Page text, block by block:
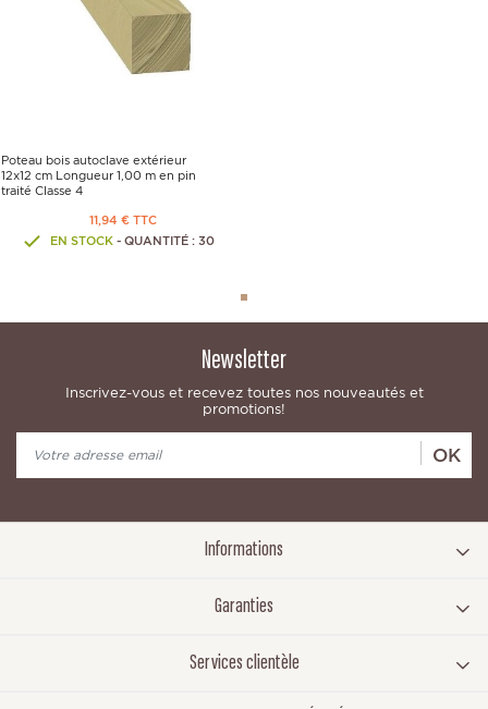
Poteau bois autoclave extérieur
12x12 cm Longueur 1,00 m en pin
traité Classe 4
11,94 € TTC
EN STOCK - QUANTITÉ : 30
Newsletter
Inscrivez-vous et recevez toutes nos nouveautés et
promotions!
OK
Informations
Garanties
Services clientèle